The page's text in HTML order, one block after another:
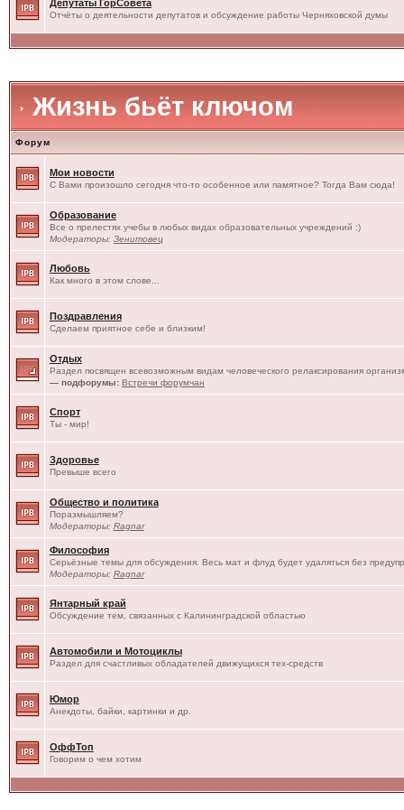
Депутаты ГорСовета
Отчёты о деятельности депутатов и обсуждение работы Черняховской думы
Жизнь бьёт ключом
Форум
Мои новости
С Вами произошло сегодня что-то особенное или памятное? Тогда Вам сюда!
Образование
Все о прелестях учебы в любых видах образовательных учреждений :)
Модераторы: Зенитовец
Любовь
Как много в этом слове...
Поздравления
Сделаем приятное себе и близким!
Отдых
Раздел посвящен всевозможным видам человеческого релаксирования
— подфорумы: Встречи форумчан
Спорт
Ты - мир!
Здоровье
Превыше всего
Общество и политика
Поразмышляем?
Модераторы: Ragnar
Философия
Серьёзные темы для обсуждения. Весь мат и флуд будет удаляться без
Модераторы: Ragnar
Янтарный край
Обсуждение тем, связанных с Калининградской областью
Автомобили и Мотоциклы
Раздел для счастливых обладателей движущихся тех-средств
Юмор
Анекдоты, байки, картинки и др.
ОффТоп
Говорим о чем хотим